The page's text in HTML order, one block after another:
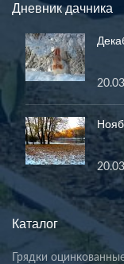
Дневник дачника
Каталог
Грядки